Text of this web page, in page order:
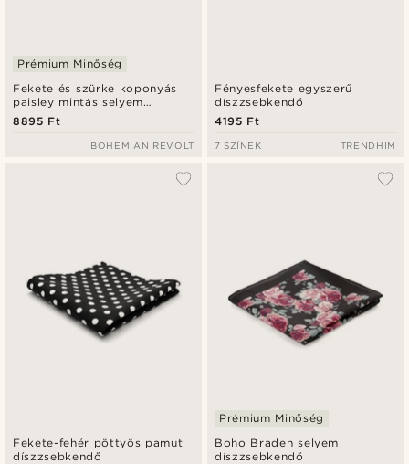
Fekete és szürke koponyás
paisley mintás selyem
díszzsebkendő
Prémium Minőség
8895 Ft
BOHEMIAN REVOLT
Fényesfekete egyszerű
díszzsebkendő
4195 Ft
7 SZÍNEK TRENDHIM
Fekete-fehér pöttyös pamut
díszzsebkendő
Boho Braden selyem
díszzsebkendő
Prémium Minőség